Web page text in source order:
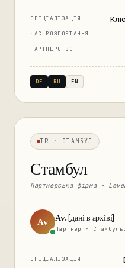
СПЕЦІАЛІЗАЦІЯ
ЧАС РОЗГОРТАННЯ
ПАРТНЕРСТВО
DE RU EN
TR · СТАМБУЛ
Стамбул
Партнерська фірма ·
Av Av. [дані в архіві]
Партнер ·
СПЕЦІАЛІЗАЦІЯ